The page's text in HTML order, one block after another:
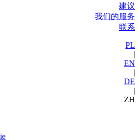
建议
我们的服务
联系
PL
|
EN
|
DE
|
ZH